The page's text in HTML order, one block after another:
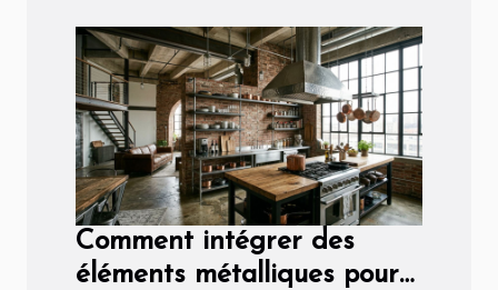
Comment intégrer des
éléments métalliques pour